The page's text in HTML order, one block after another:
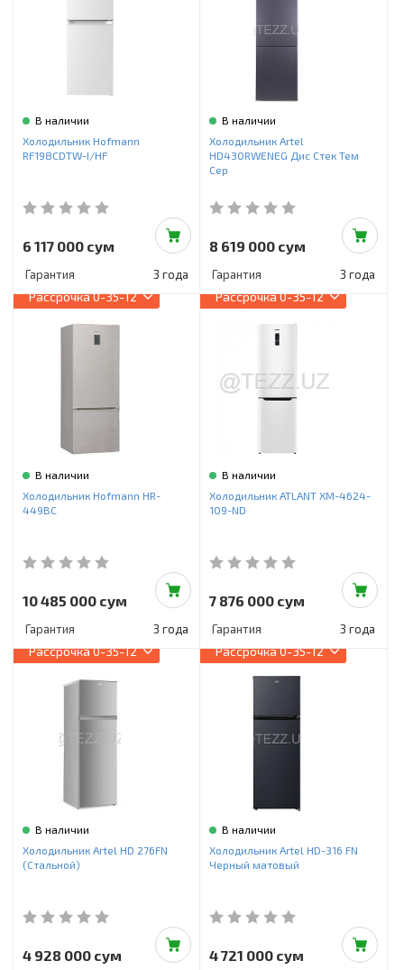
В наличии
Холодильник Hofmann
RF198CDTW-I/HF
6 117 000 сум
Гарантия 3 года
В наличии
Холодильник Artel
HD430RWENEG Дис Стек Тем
Сер
8 619 000 сум
Гарантия 3 года
Рассрочка0-35-12
В наличии
Холодильник Hofmann HR-
449BC
10 485 000 сум
Гарантия 3 года
Рассрочка0-35-12
В наличии
Холодильник ATLANT ХМ-4624-
109-ND
7 876 000 сум
Гарантия 3 года
Рассрочка0-35-12
В наличии
Холодильник Artel HD 276FN
(Стальной)
4 928 000 сум
Рассрочка0-35-12
В наличии
Холодильник Artel HD-316 FN
Черный матовый
4 721 000 сум